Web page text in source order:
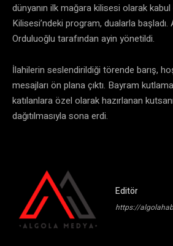
dünyanın ilk mağara kilisesi olarak
Kilisesi’ndeki program, dualarla başladı.
Orduluoğlu tarafından ayin yönetildi.
İlahilerin seslendirildiği törende barış,
mesajları ön plana çıktı. Bayram
katılanlara özel olarak hazırlanan
dağıtılmasıyla sona erdi.
Editör
https://